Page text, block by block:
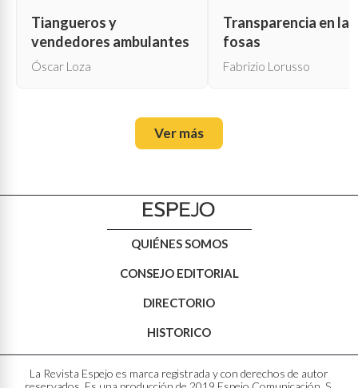
Tiangueros y
vendedores ambulantes
Óscar Loza
Transparencia en las
fosas
Fabrizio Lorusso
Ver más
QUIÉNES SOMOS
CONSEJO EDITORIAL
DIRECTORIO
HISTORICO
La Revista Espejo es marca registrada y con derechos de autor